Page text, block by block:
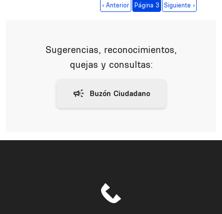
Página anterior
‹ Anterior Página 3 Siguiente página
Siguiente ›
Sugerencias, reconocimientos,
quejas y consultas: